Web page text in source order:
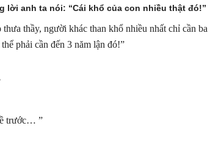
lời anh ta nói: “Cái khổ của con nhiều thật đó!”
thầy, người khác than khổ nhiều nhất chỉ cần ba
phải cần đến 3 năm lận đó!”
trước… ”